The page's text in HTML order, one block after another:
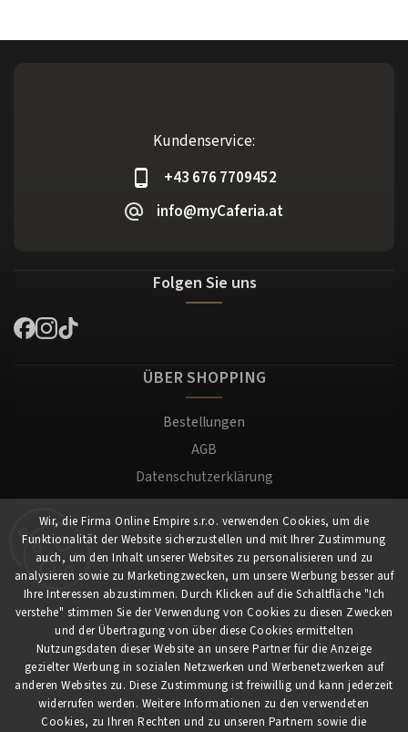
Wir, die Firma Online Empire s.r.o. verwenden Cookies, um die
Funktionalität der Website sicherzustellen und mit Ihrer Zustimmung
auch, um den Inhalt unserer Websites zu personalisieren und zu
analysieren sowie zu Marketingzwecken, um unsere Werbung besser auf
Ihre Interessen abzustimmen. Durch Klicken auf die Schaltfläche "Ich
verstehe" stimmen Sie der Verwendung von Cookies zu diesen Zwecken
und der Übertragung von über diese Cookies ermittelten
Nutzungsdaten dieser Website an unsere Partner für die Anzeige
gezielter Werbung in sozialen Netzwerken und Werbenetzwerken auf
anderen Websites zu. Diese Zustimmung ist freiwillig und kann jederzeit
widerrufen werden. Weitere Informationen zu den verwendeten
Cookies, zu Ihren Rechten und zu unseren Partnern sowie die
Kundenservice:
+43 676 7709452
info@myCaferia.at
Folgen Sie uns
ÜBER SHOPPING
Bestellungen
AGB
Datenschutzerklärung
Versand und Zahlung
Warenrücksendung
Impressum
Für Kunden
Mein Konto
Registrierung
Anmeldung